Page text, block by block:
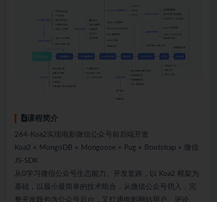
课程简介
264-Koa2实现电影微信公众号前后端开发
Koa2 + MongoDB + Mongoose + Pug + Bootstrap + 微信
JS-SDK
从0学习微信公众号生态能力、开发套路，以 Koa2 框架为
基础，以最小最简单的技术组合，从微信公众号切入，完
整开发既包含公众号后台，又打通电影网站用户、评论、